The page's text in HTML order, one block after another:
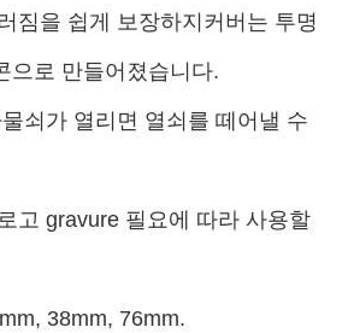
짐을 쉽게 보장하지커버는 투명
으로 만들어졌습니다.
쇠가 열리면 열쇠를 떼어낼 수
고 gravure 필요에 따라 사용할
38mm, 76mm.